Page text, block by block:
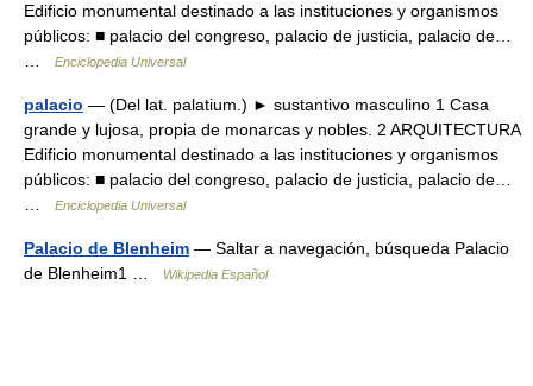
Edificio monumental destinado a las instituciones y organismos
públicos: ■ palacio del congreso, palacio de justicia, palacio de…
Enciclopedia Universal
palacio — (Del lat. palatium.) ► sustantivo masculino 1 Casa
grande y lujosa, propia de monarcas y nobles. 2 ARQUITECTURA
Edificio monumental destinado a las instituciones y organismos
públicos: ■ palacio del congreso, palacio de justicia, palacio de…
Enciclopedia Universal
Palacio de Blenheim — Saltar a navegación, búsqueda Palacio
de Blenheim1 …
Wikipedia Español